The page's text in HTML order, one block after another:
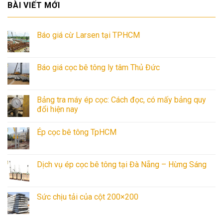
BÀI VIẾT MỚI
Báo giá cừ Larsen tại TPHCM
Báo giá cọc bê tông ly tâm Thủ Đức
Bảng tra máy ép cọc: Cách đọc, có mấy bảng quy
đổi hiện nay
Ép cọc bê tông TpHCM
Dịch vụ ép cọc bê tông tại Đà Nẵng – Hừng Sáng
Sức chịu tải của cột 200×200